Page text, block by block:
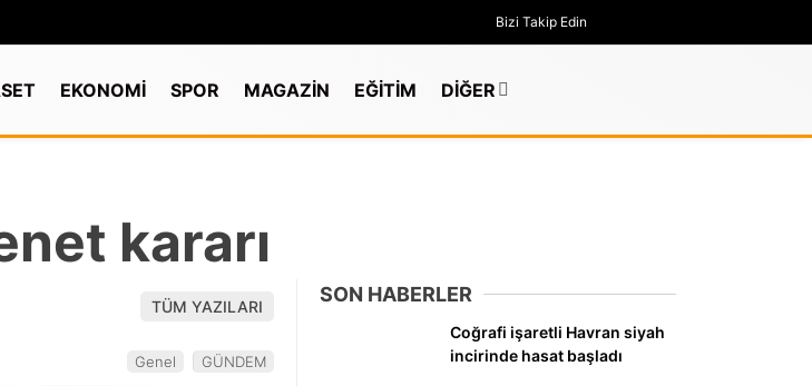
Bizi Takip Edin
EKONOMİ SPOR MAGAZİN EĞİTİM DİĞER
kararı
TÜM YAZILARI
Genel GÜNDEM
SON HABERLER
Coğrafi işaretli Havran siyah
incirinde hasat başladı